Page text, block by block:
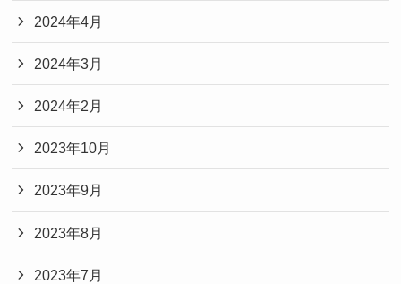
2024年4月
2024年3月
2024年2月
2023年10月
2023年9月
2023年8月
2023年7月